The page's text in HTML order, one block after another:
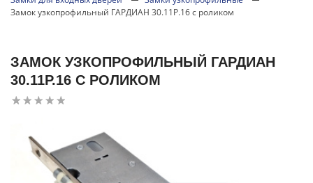
Замок узкопрофильный ГАРДИАН 30.11Р.16 с роликом
ЗАМОК УЗКОПРОФИЛЬНЫЙ ГАРДИАН
30.11Р.16 С РОЛИКОМ